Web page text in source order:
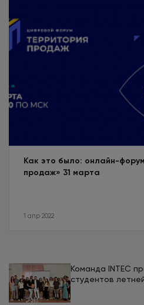
Как это было: онлайн-
продаж» 31 марта
1 апр 2022
Команда INTEC
студентов